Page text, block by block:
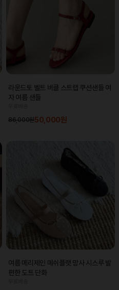
라운드토 벨트 버클 스트랩 쿠션샌들 여
자 여름 샌들
86,000원50,000원
여름 메리제인 메쉬플랫 망사 시스루 발
편한 도트 단화